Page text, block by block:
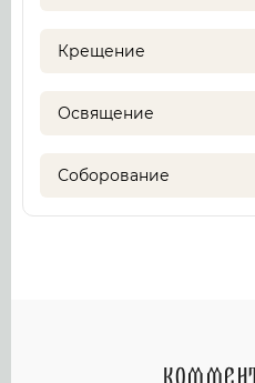
Крещение
Освящение
Соборование